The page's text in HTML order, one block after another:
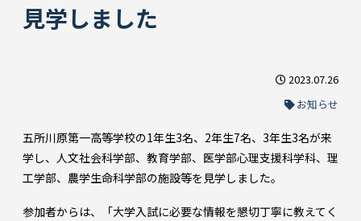
見学しました
2023.07.26
お知らせ
五所川原第一高等学校の1年生3名、2年生7名、3年生3名が来
学し、人文社会科学部、教育学部、医学部心理支援科学科、理
工学部、農学生命科学部の施設等を見学しました。
参加者からは、「大学入試に必要な情報を懇切丁寧に教えてく